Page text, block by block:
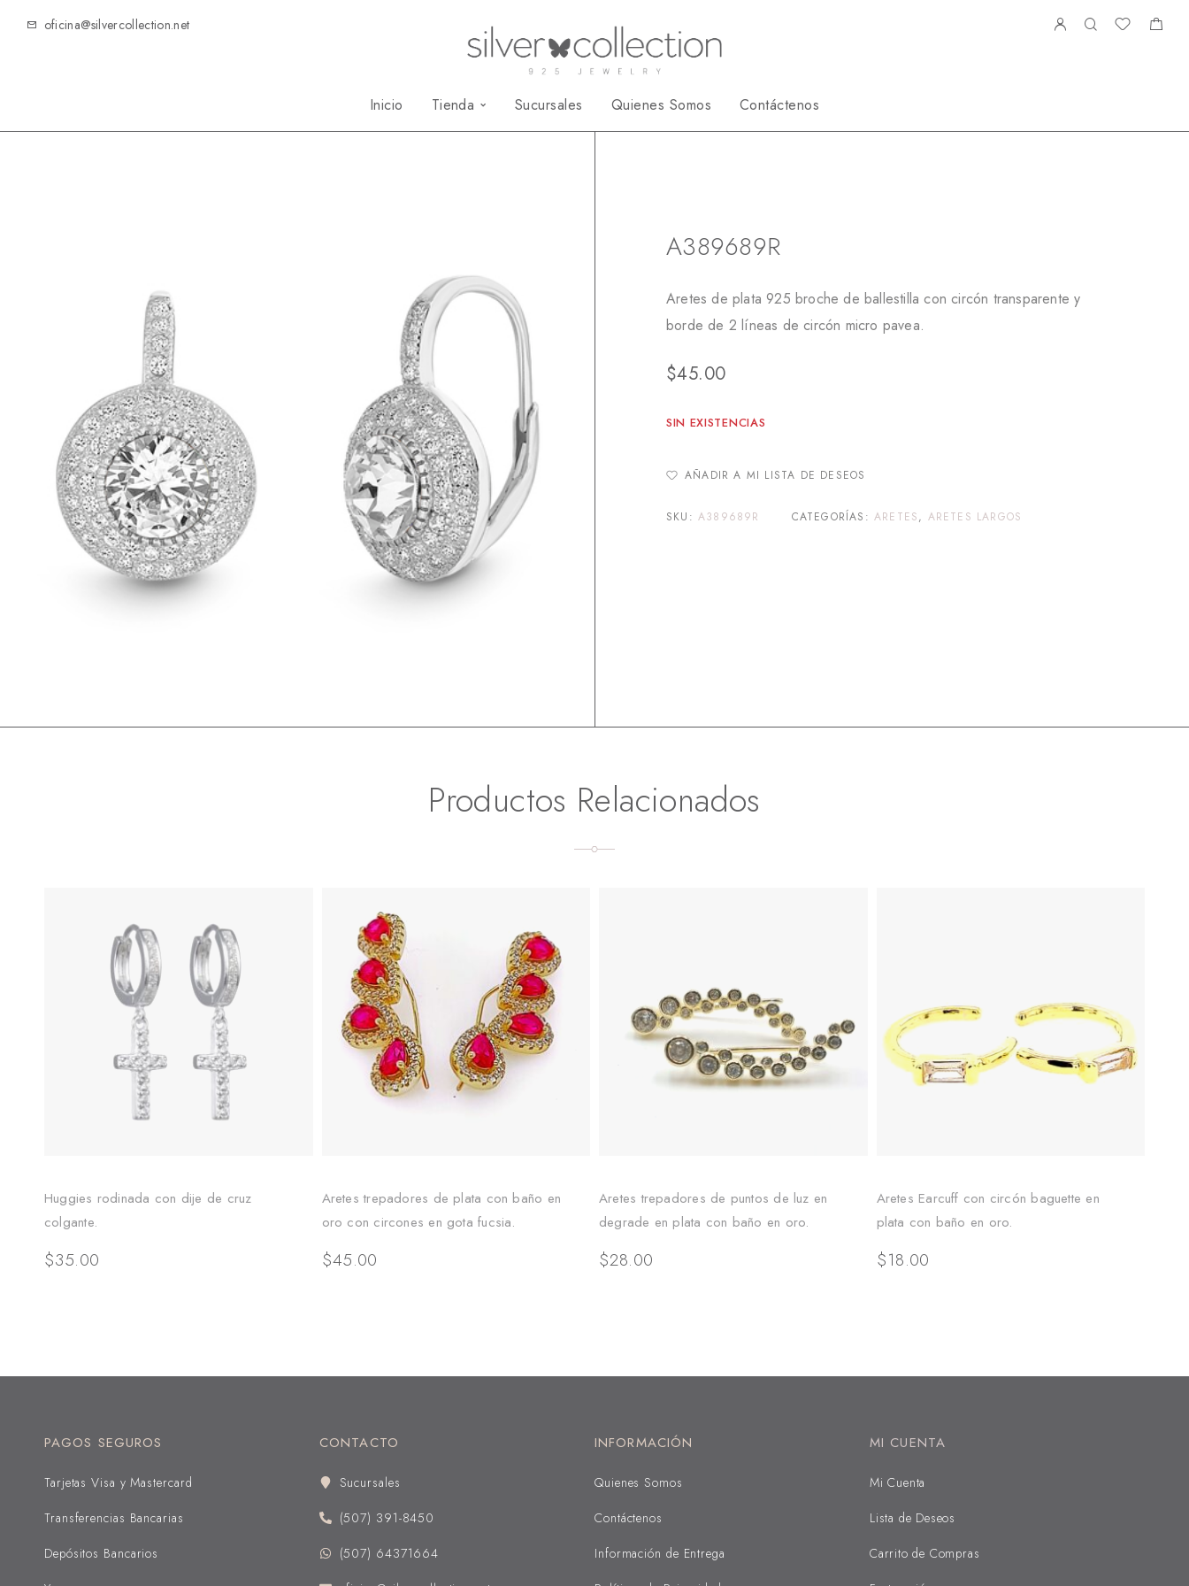
oficina@silvercollection.net
Inicio Tienda Sucursales Quienes Somos Contáctenos
A389689R
Aretes de plata 925 broche de ballestilla con circón transparente y
borde de 2 líneas de circón micro pavea.
$45.00
SIN EXISTENCIAS
AÑADIR A MI LISTA DE DESEOS
SKU: A389689R CATEGORÍAS:ARETES, ARETES LARGOS
Productos Relacionados
Huggies rodinada con dije de cruz
colgante.
$35.00
Aretes trepadores de plata con baño en
oro con circones en gota fucsia.
$45.00
Aretes trepadores de puntos de luz en
degrade en plata con baño en oro.
$28.00
Aretes Earcuff con circón baguette en
plata con baño en oro.
$18.00
PAGOS SEGUROS
Tarjetas Visa y Mastercard
Transferencias Bancarias
Depósitos Bancarios
CONTACTO
Sucursales
(507) 391-8450
(507) 64371664
INFORMACIÓN
Quienes Somos
Contáctenos
Información de Entrega
MI CUENTA
Mi Cuenta
Lista de Deseos
Carrito de Compras